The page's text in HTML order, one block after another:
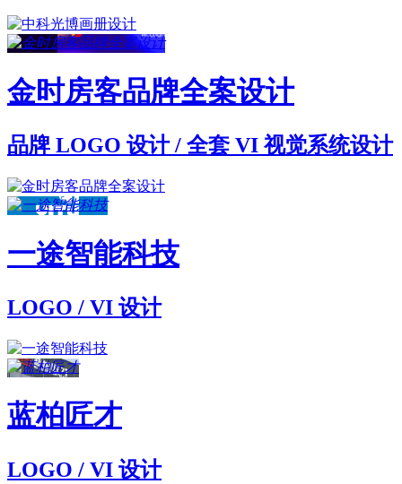
金时房客品牌全案设计
品牌 LOGO 设计 / 全套 VI 视觉系统设计
一途智能科技
LOGO / VI 设计
蓝柏匠才
LOGO / VI 设计